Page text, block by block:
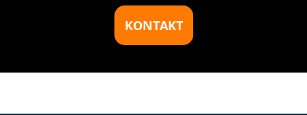
KONTAKT